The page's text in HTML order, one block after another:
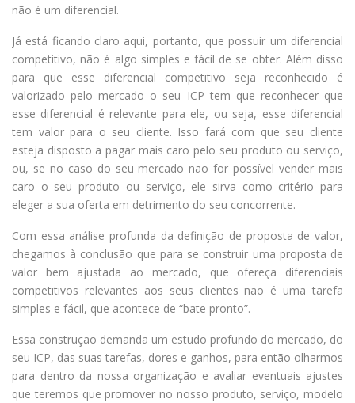
não é um diferencial.
Já está ficando claro aqui, portanto, que possuir um diferencial
competitivo, não é algo simples e fácil de se obter. Além disso
para que esse diferencial competitivo seja reconhecido é
valorizado pelo mercado o seu ICP tem que reconhecer que
esse diferencial é relevante para ele, ou seja, esse diferencial
tem valor para o seu cliente. Isso fará com que seu cliente
esteja disposto a pagar mais caro pelo seu produto ou serviço,
ou, se no caso do seu mercado não for possível vender mais
caro o seu produto ou serviço, ele sirva como critério para
eleger a sua oferta em detrimento do seu concorrente.
Com essa análise profunda da definição de proposta de valor,
chegamos à conclusão que para se construir uma proposta de
valor bem ajustada ao mercado, que ofereça diferenciais
competitivos relevantes aos seus clientes não é uma tarefa
simples e fácil, que acontece de “bate pronto”.
Essa construção demanda um estudo profundo do mercado, do
seu ICP, das suas tarefas, dores e ganhos, para então olharmos
para dentro da nossa organização e avaliar eventuais ajustes
que teremos que promover no nosso produto, serviço, modelo